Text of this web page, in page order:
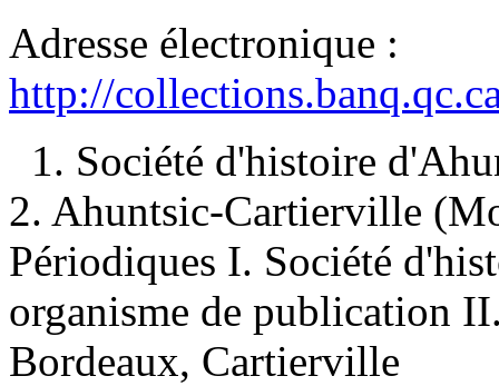
Adresse électronique :
http://
1. Société d'histoire
2. Ahuntsic-Cartierville
Périodiques I. Société
organisme de publication
Bordeaux, Cartierville